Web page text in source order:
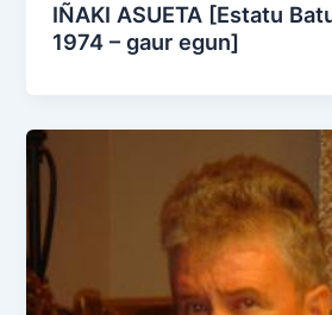
IÑAKI ASUETA [Estatu
1974 – gaur egun]